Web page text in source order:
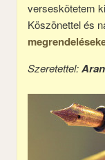
verseskötetem
Köszönettel és
Szeretettel: